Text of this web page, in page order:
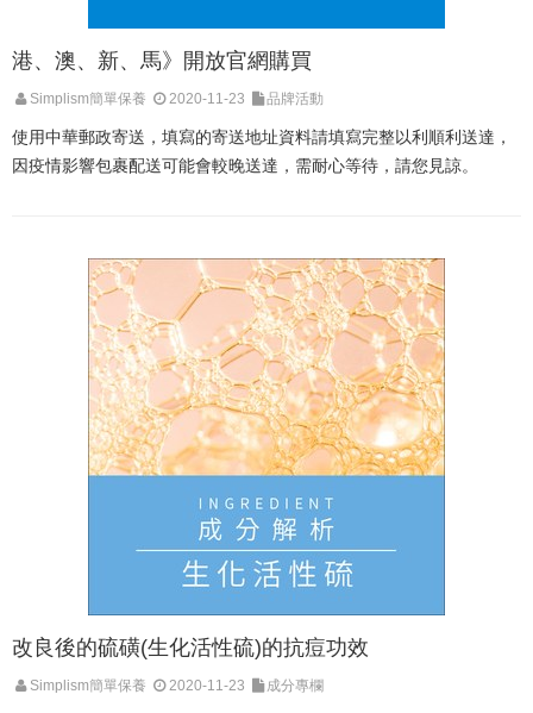
港、澳、新、馬》開放官網購買
Simplism簡單保養 2020-11-23 品牌活動
使用中華郵政寄送，填寫的寄送地址資料請填寫完整以利順利送達，
因疫情影響包裹配送可能會較晚送達，需耐心等待，請您見諒。
改良後的硫磺(生化活性硫)的抗痘功效
Simplism簡單保養 2020-11-23 成分專欄